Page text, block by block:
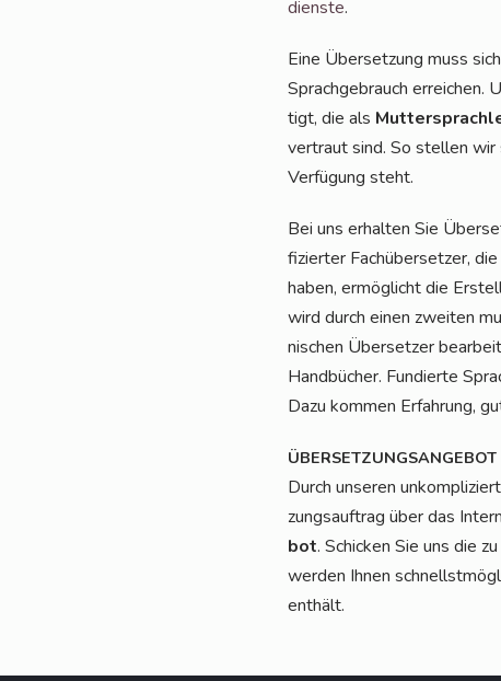
diens­te.
Eine Über­set­zung muss
Sprach­ge­brauch errei­chen.
tigt, die als
ver­traut sind. So stel­len wir
Ver­fü­gung steht.
Bei uns erhal­ten Sie
fi­zier­ter Fach­über­set­zer,
haben, ermög­licht die
wird durch einen zwei­ten
ni­schen Über­set­zer
Hand­bü­cher. Fun­dier­te
Dazu kom­men Erfah­rung,
ÜBERSETZUNGSANGEBOT
Durch unse­ren
zungs­auf­trag über das
bot. Schi­cken Sie uns die
wer­den Ihnen
enthält.